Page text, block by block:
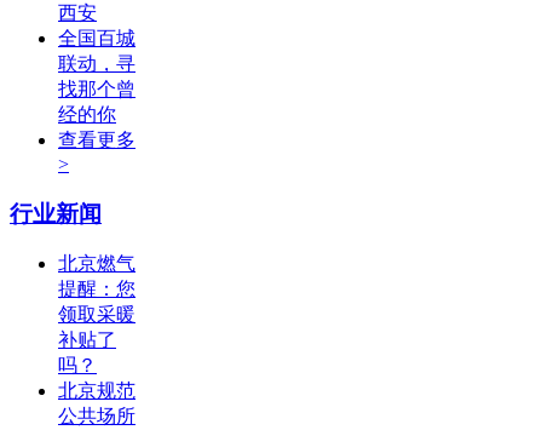
西安
全国百城
联动，寻
找那个曾
经的你
查看更多
>
行业新闻
北京燃气
提醒：您
领取采暖
补贴了
吗？
北京规范
公共场所